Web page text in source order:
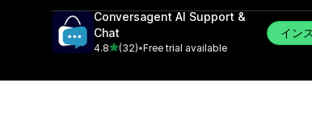
Conversagent AI Support &
Chat
4.85つ星中
(32)
合計レビュー数：32件
•Free trial available
イン